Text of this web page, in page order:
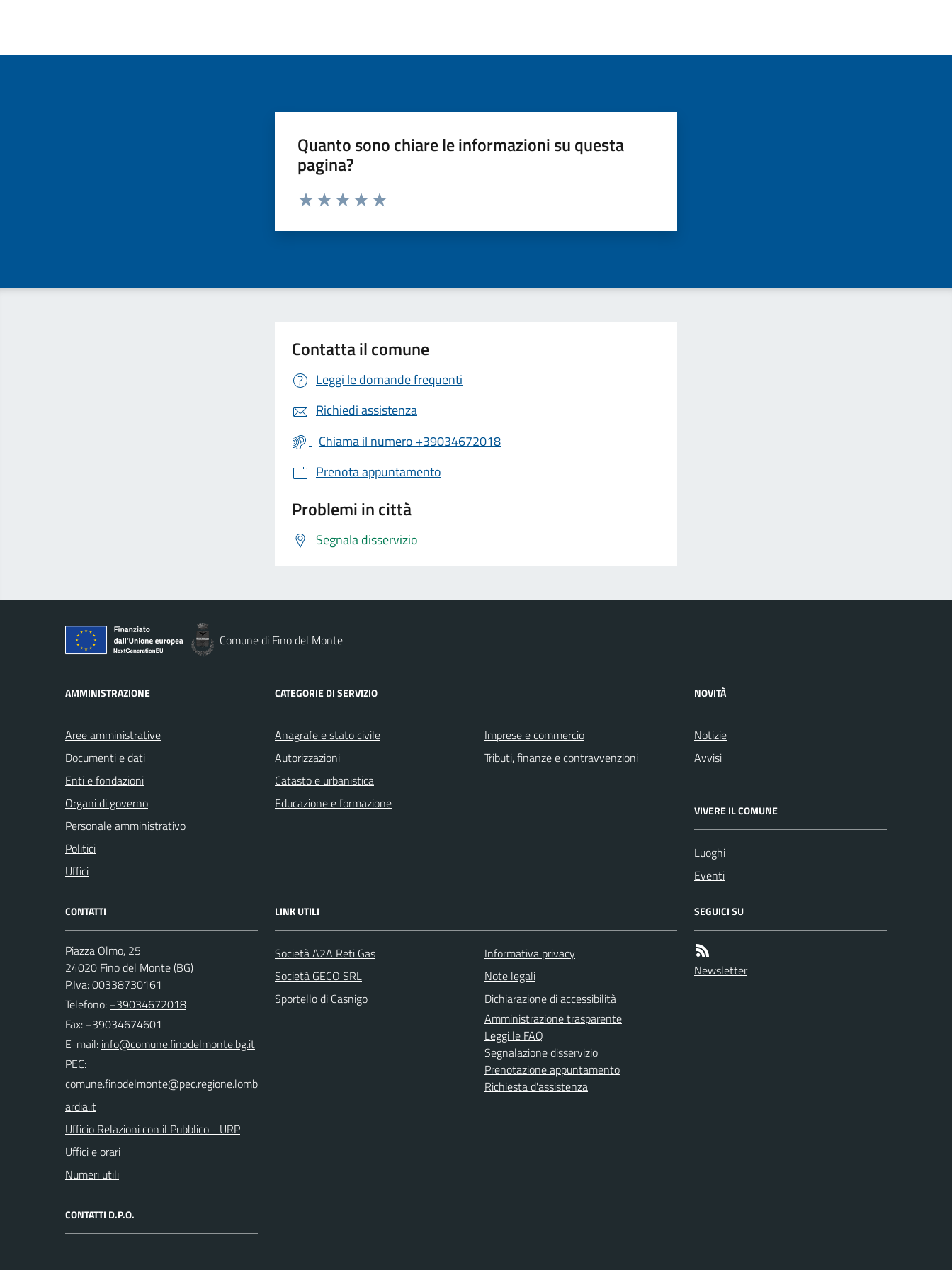
Quanto sono chiare le informazioni su questa
pagina?
Valuta da 1 a 5 stelle la pagina
Contatta il comune
Leggi le domande frequenti
Richiedi assistenza
Chiama il numero +39034672018
Prenota appuntamento
Problemi in città
Segnala disservizio
Comune di Fino del Monte
AMMINISTRAZIONE
Aree amministrative
Documenti e dati
Enti e fondazioni
Organi di governo
Personale amministrativo
Politici
Uffici
CATEGORIE DI SERVIZIO
Anagrafe e stato civile
Autorizzazioni
Catasto e urbanistica
Educazione e formazione
Imprese e commercio
Tributi, finanze e contravvenzioni
NOVITÀ
Notizie
Avvisi
VIVERE IL COMUNE
Luoghi
Eventi
CONTATTI
Piazza Olmo, 25
24020 Fino del Monte (BG)
P.Iva: 00338730161
Telefono: +39034672018
Fax: +39034674601
E-mail:
PEC:
Ufficio Relazioni con il Pubblico - URP
Uffici e orari
Numeri utili
CONTATTI D.P.O.
LINK UTILI
Società A2A Reti Gas
Società GECO SRL
Sportello di Casnigo
Informativa privacy
Note legali
Dichiarazione di accessibilità
Amministrazione trasparente
Leggi le FAQ
Segnalazione disservizio
Prenotazione appuntamento
Richiesta d'assistenza
SEGUICI SU
Newsletter